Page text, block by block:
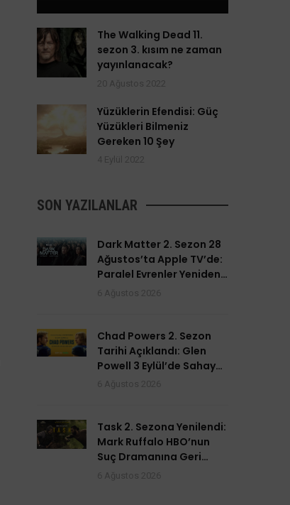
The Walking Dead 11.
sezon 3. kısım ne zaman
yayınlanacak?
Yüzüklerin Efendisi: Güç
Yüzükleri Bilmeniz
Gereken 10 Şey
SON YAZILANLAR
Dark Matter 2. Sezon 28
Ağustos’ta Apple TV’de:
Paralel Evrenler Yeniden
Chad Powers 2. Sezon
Tarihi Açıklandı: Glen
Powell 3 Eylül’de Sahaya
Task 2. Sezona Yenilendi:
Mark Ruffalo HBO’nun
Suç Dramanına Geri